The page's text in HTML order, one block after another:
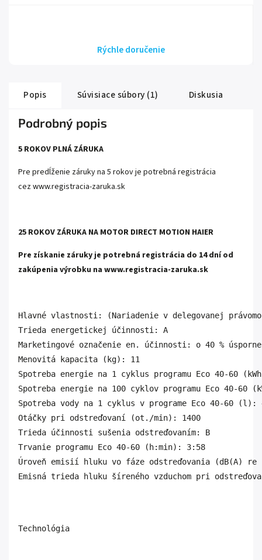
Rýchle doručenie
Popis Súvisiace súbory (1) Diskusia
Podrobný popis
5 ROKOV PLNÁ ZÁRUKA
Pre predĺženie záruky na 5 rokov je potrebná registrácia
cezwww.registracia-zaruka.sk
25 ROKOV ZÁRUKA NA MOTOR DIRECT MOTION HAIER
Pre získanie záruky je potrebná registrácia do 14 dní od
zakúpenia výrobku na www.registracia-zaruka.sk
Hlavné vlastnosti: (Nariadenie v delegovanej
Trieda energetickej účinnosti: A
Marketingové označenie en. účinnosti: o 40 %
Menovitá kapacita (kg): 11
Spotreba energie na 1 cyklus programu Eco 40-60
Spotreba energie na 100 cyklov programu Eco 40-60
Spotreba vody na 1 cyklus v programe Eco 40-60 (l):
Otáčky pri odstreďovaní (ot./min): 1400
Trieda účinnosti sušenia odstreďovaním: B
Trvanie programu Eco 40-60 (h:min): 3:58
Úroveň emisií hluku vo fáze odstreďovania (dB(A) re
Emisná trieda hluku šíreného vzduchom pri